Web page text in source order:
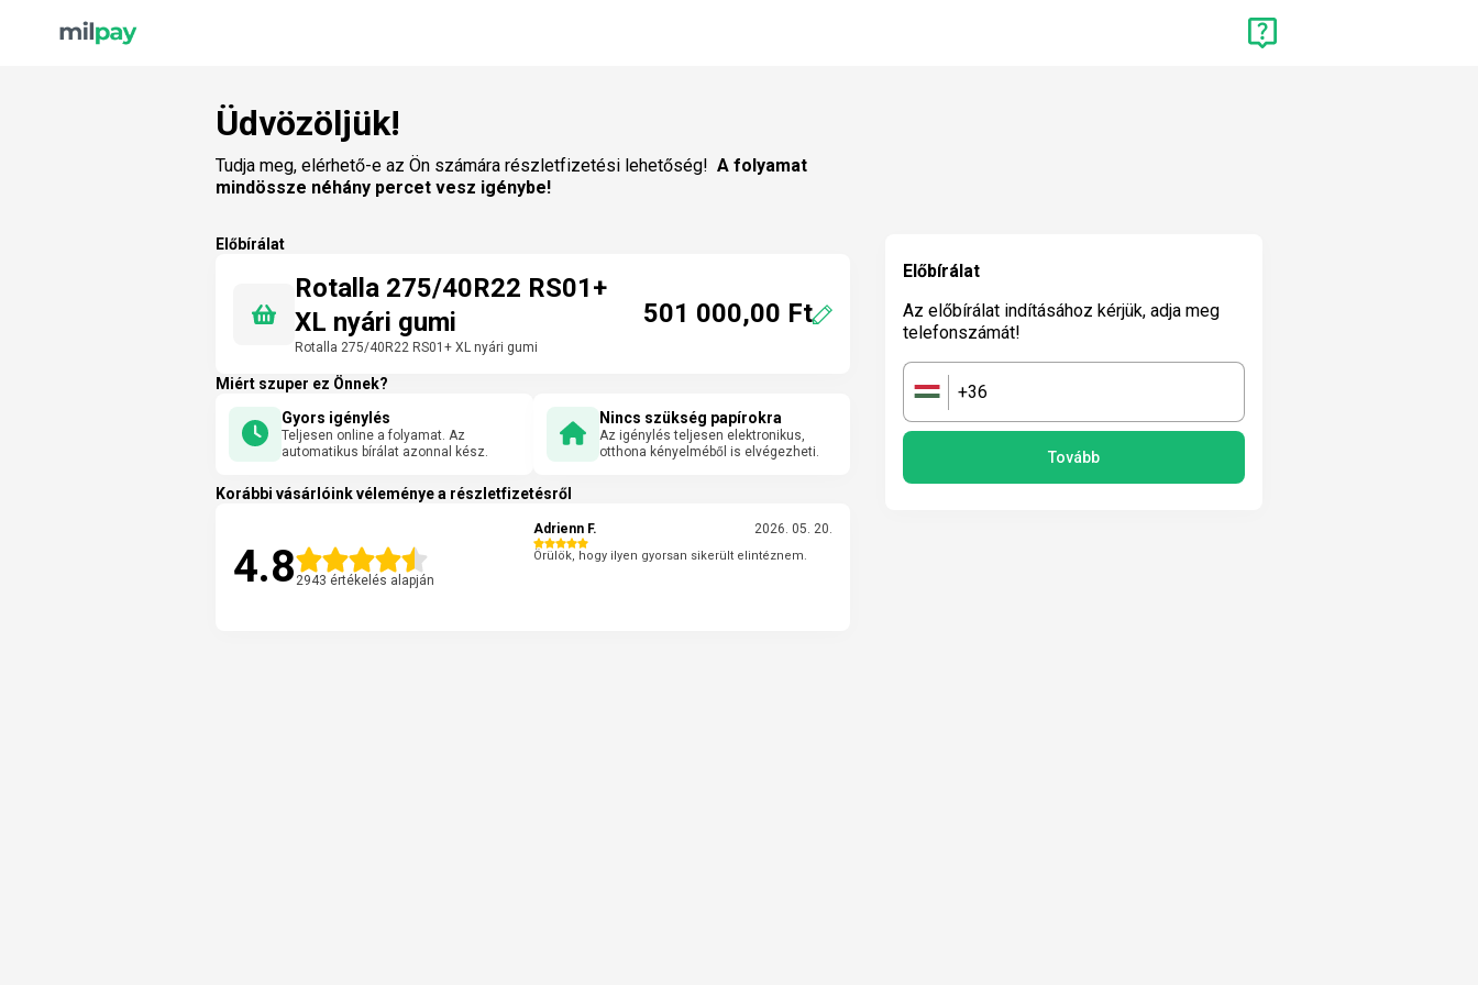
Üdvözöljük!
Tudja meg, elérhető-e az Ön számára részletfizetési lehetőség! A folyamat
mindössze néhány percet vesz igénybe!
Előbírálat
Rotalla 275/40R22 RS01+
XL nyári gumi
Rotalla 275/40R22 RS01+ XL nyári gumi
501 000,00 Ft
Miért szuper ez Önnek?
Gyors igénylés
Teljesen online a folyamat. Az
automatikus bírálat azonnal kész.
Nincs szükség papírokra
Az igénylés teljesen elektronikus,
otthona kényelméből is elvégezheti.
Korábbi vásárlóink véleménye a részletfizetésről
4.8 2943 értékelés alapján
Adrienn F. 2026. 05. 20.
Örülök, hogy ilyen gyorsan sikerült elintéznem.
Előbírálat
Az előbírálat indításához kérjük, adja meg
telefonszámát!
🇭🇺 +36
Tovább